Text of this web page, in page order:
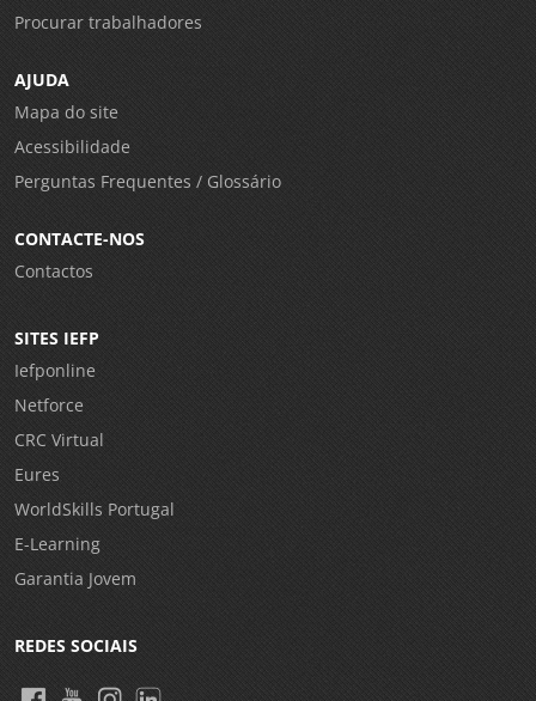
Procurar trabalhadores
AJUDA
Mapa do site
Acessibilidade
Perguntas Frequentes / Glossário
CONTACTE-NOS
Contactos
SITES IEFP
Iefponline
Netforce
CRC Virtual
Eures
WorldSkills Portugal
E-Learning
Garantia Jovem
REDES SOCIAIS